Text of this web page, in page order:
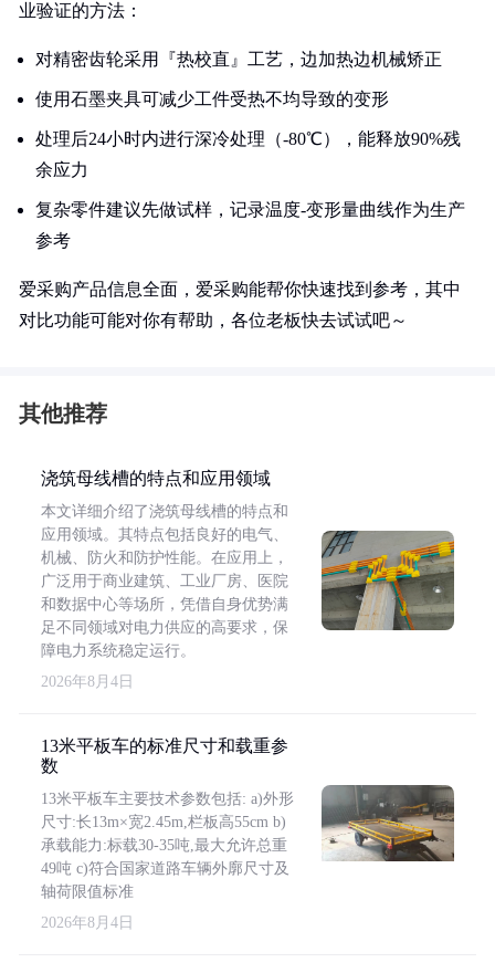
业验证的方法：
对精密齿轮采用『热校直』工艺，边加热边机械矫正
使用石墨夹具可减少工件受热不均导致的变形
处理后24小时内进行深冷处理（-80℃），能释放90%残
余应力
复杂零件建议先做试样，记录温度-变形量曲线作为生产
参考
爱采购产品信息全面，爱采购能帮你快速找到参考，其中
对比功能可能对你有帮助，各位老板快去试试吧～
其他推荐
浇筑母线槽的特点和应用领域
本文详细介绍了浇筑母线槽的特点和
应用领域。其特点包括良好的电气、
机械、防火和防护性能。在应用上，
广泛用于商业建筑、工业厂房、医院
和数据中心等场所，凭借自身优势满
足不同领域对电力供应的高要求，保
障电力系统稳定运行。
2026年8月4日
13米平板车的标准尺寸和载重参
数
13米平板车主要技术参数包括: a)外形
尺寸:长13m×宽2.45m,栏板高55cm b)
承载能力:标载30-35吨,最大允许总重
49吨 c)符合国家道路车辆外廓尺寸及
轴荷限值标准
2026年8月4日